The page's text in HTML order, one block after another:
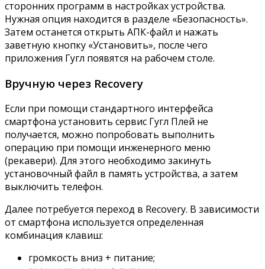
сторонних программ в настройках устройства.
Нужная опция находится в разделе «Безопасность».
Затем останется открыть АПК-файл и нажать
заветную кнопку «Установить», после чего
приложения Гугл появятся на рабочем столе.
Вручную через Recovery
Если при помощи стандартного интерфейса
смартфона установить сервис Гугл Плей не
получается, можно попробовать выполнить
операцию при помощи инженерного меню
(рекавери). Для этого необходимо закинуть
установочный файл в память устройства, а затем
выключить телефон.
Далее потребуется переход в Recovery. В зависимости
от смартфона используется определенная
комбинация клавиш:
громкость вниз + питание;